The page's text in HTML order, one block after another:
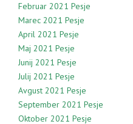
Februar 2021 Pesje
Marec 2021 Pesje
April 2021 Pesje
Maj 2021 Pesje
Junij 2021 Pesje
Julij 2021 Pesje
Avgust 2021 Pesje
September 2021 Pesje
Oktober 2021 Pesje